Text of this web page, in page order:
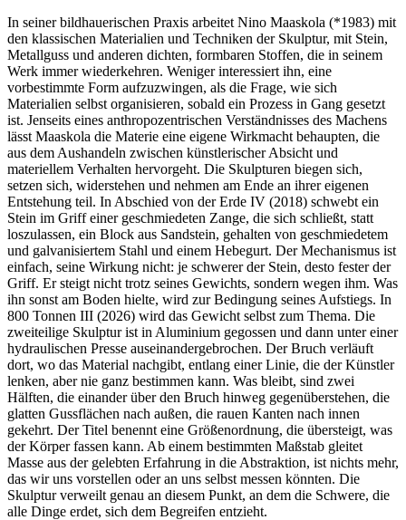
In seiner bildhauerischen Praxis arbeitet Nino Maaskola (*1983) mit
den klassischen Materialien und Techniken der Skulptur, mit Stein,
Metallguss und anderen dichten, formbaren Stoffen, die in seinem
Werk immer wiederkehren. Weniger interessiert ihn, eine
vorbestimmte Form aufzuzwingen, als die Frage, wie sich
Materialien selbst organisieren, sobald ein Prozess in Gang gesetzt
ist. Jenseits eines anthropozentrischen Verständnisses des Machens
lässt Maaskola die Materie eine eigene Wirkmacht behaupten, die
aus dem Aushandeln zwischen künstlerischer Absicht und
materiellem Verhalten hervorgeht. Die Skulpturen biegen sich,
setzen sich, widerstehen und nehmen am Ende an ihrer eigenen
Entstehung teil. In Abschied von der Erde IV (2018) schwebt ein
Stein im Griff einer geschmiedeten Zange, die sich schließt, statt
loszulassen, ein Block aus Sandstein, gehalten von geschmiedetem
und galvanisiertem Stahl und einem Hebegurt. Der Mechanismus ist
einfach, seine Wirkung nicht: je schwerer der Stein, desto fester der
Griff. Er steigt nicht trotz seines Gewichts, sondern wegen ihm. Was
ihn sonst am Boden hielte, wird zur Bedingung seines Aufstiegs. In
800 Tonnen III (2026) wird das Gewicht selbst zum Thema. Die
zweiteilige Skulptur ist in Aluminium gegossen und dann unter einer
hydraulischen Presse auseinandergebrochen. Der Bruch verläuft
dort, wo das Material nachgibt, entlang einer Linie, die der Künstler
lenken, aber nie ganz bestimmen kann. Was bleibt, sind zwei
Hälften, die einander über den Bruch hinweg gegenüberstehen, die
glatten Gussflächen nach außen, die rauen Kanten nach innen
gekehrt. Der Titel benennt eine Größenordnung, die übersteigt, was
der Körper fassen kann. Ab einem bestimmten Maßstab gleitet
Masse aus der gelebten Erfahrung in die Abstraktion, ist nichts mehr,
das wir uns vorstellen oder an uns selbst messen könnten. Die
Skulptur verweilt genau an diesem Punkt, an dem die Schwere, die
alle Dinge erdet, sich dem Begreifen entzieht.